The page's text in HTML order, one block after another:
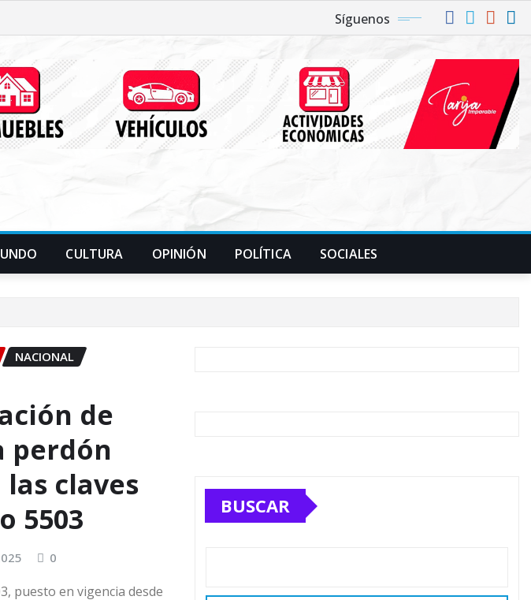
Síguenos
CULTURA OPINIÓN POLÍTICA SOCIALES
NACIONAL
de
perdón
claves
5503
0
puesto en vigencia desde
BUSCAR